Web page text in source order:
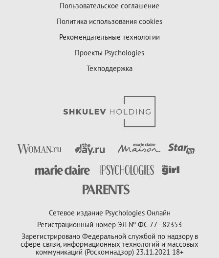
Пользовательское соглашение
Политика использования cookies
Рекомендательные технологии
Проекты Psychologies
Техподдержка
Сетевое издание Psychologies Онлайн
Регистрационный номер ЭЛ № ФС 77 - 82353
Зарегистрировано Федеральной службой по надзору в
сфере связи, информационных технологий и массовых
коммуникаций (Роскомнадзор) 23.11.2021 18+